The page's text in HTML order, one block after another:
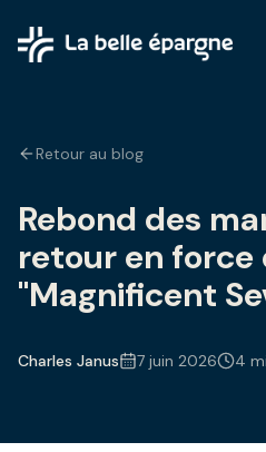
Retour au blog
Rebond des
retour en force
"Magnificent
Charles Janus 7 juin 2026 4